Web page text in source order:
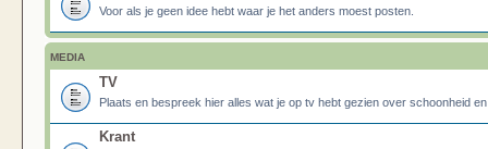
Voor als je geen idee hebt waar je het anders moest posten.
MEDIA
TV
Plaats en bespreek hier alles wat je op tv hebt gezien over schoonheid
Krant